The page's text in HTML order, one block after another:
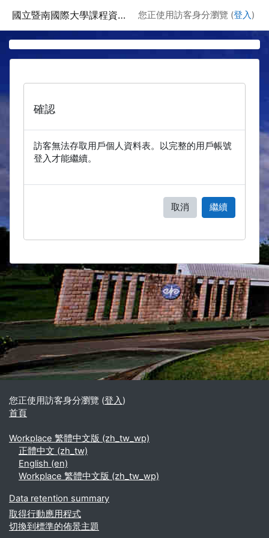
國立暨南國際大學課程資訊網 您正使用訪客身分瀏覽 (登入 )
確認
訪客無法存取用戶個人資料表。以完整的用戶帳號
登入才能繼續。
取消 繼續
區塊
補充內容區塊
您正使用訪客身分瀏覽 (登入)
首頁
Workplace 繁體中文版 ‎(zh_tw_wp)‎
正體中文 ‎(zh_tw)‎
English ‎(en)‎
Workplace 繁體中文版 ‎(zh_tw_wp)‎
Data retention summary
取得行動應用程式
切換到標準的佈景主題